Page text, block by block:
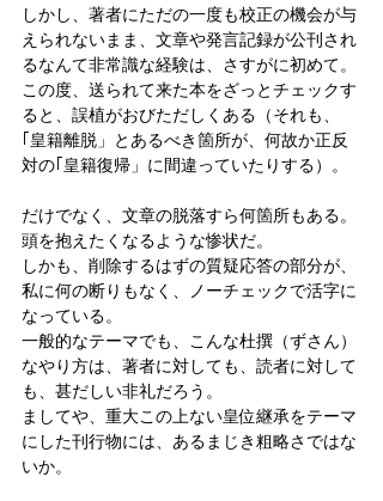
しかし、著者にただの一度も校正の機会が与
えられないまま、文章や発言記録が公刊され
るなんて非常識な経験は、さすがに初めて。
この度、送られて来た本をざっとチェックす
ると、誤植がおびただしくある（それも、
｢皇籍離脱」とあるべき箇所が、何故か正反
対の｢皇籍復帰」に間違っていたりする）。
だけでなく、文章の脱落すら何箇所もある。
頭を抱えたくなるような惨状だ。
しかも、削除するはずの質疑応答の部分が、
私に何の断りもなく、ノーチェックで活字に
なっている。
一般的なテーマでも、こんな杜撰（ずさん）
なやり方は、著者に対しても、読者に対して
も、甚だしい非礼だろう。
ましてや、重大この上ない皇位継承をテーマ
にした刊行物には、あるまじき粗略さではな
いか。